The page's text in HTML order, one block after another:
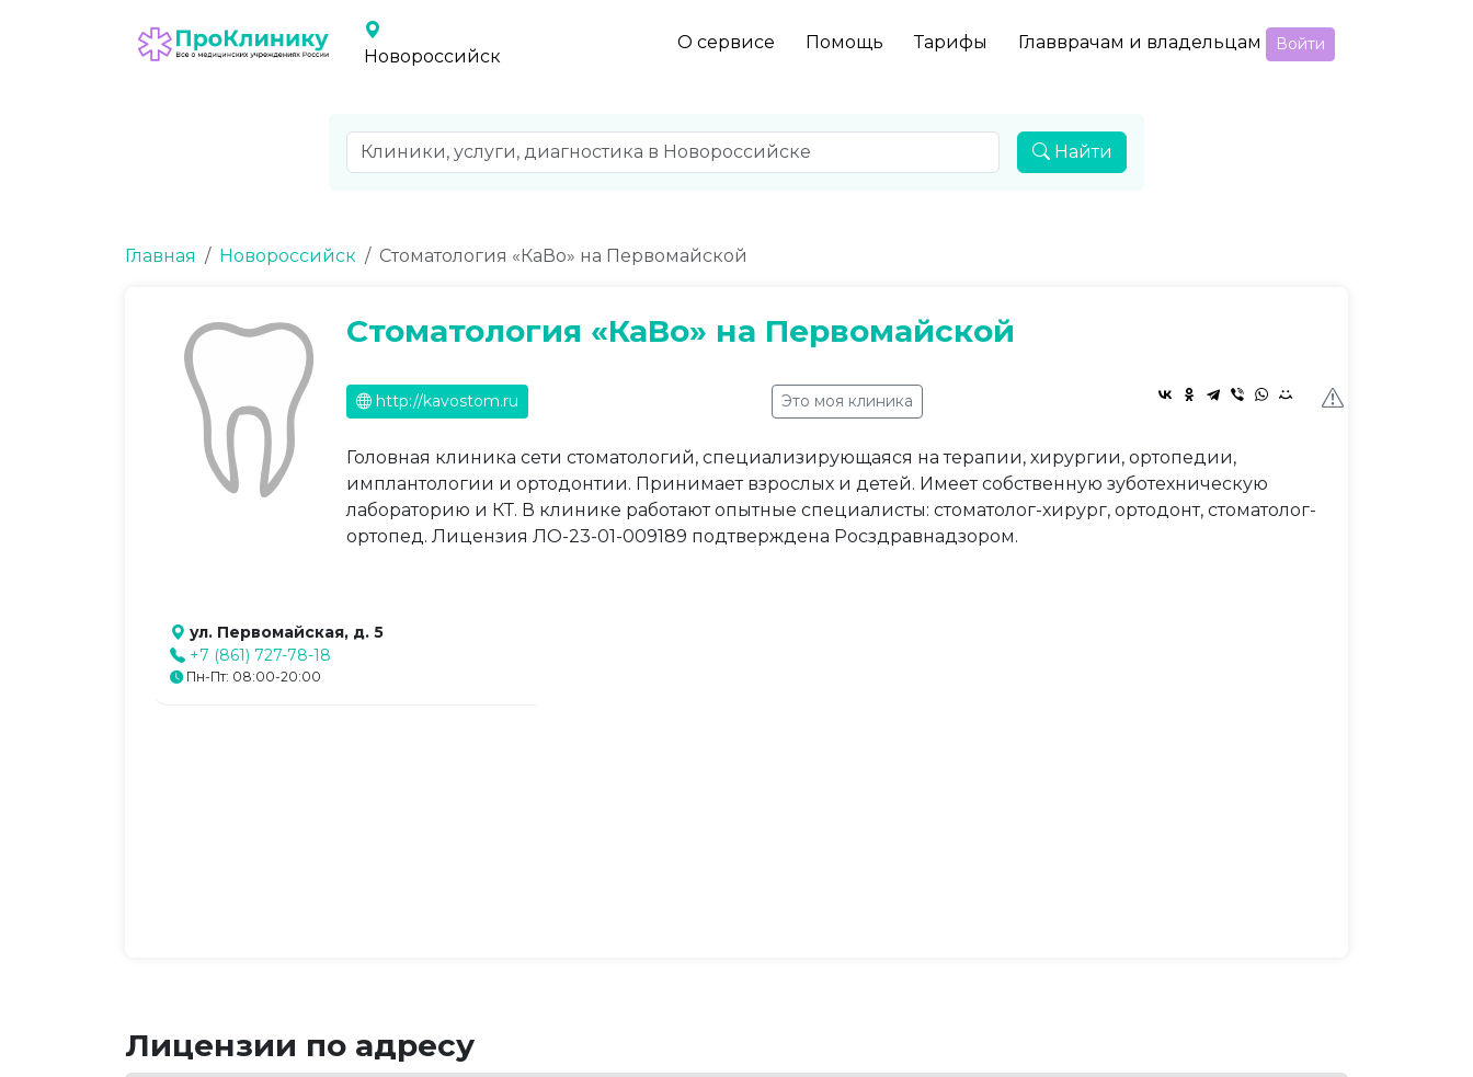
Новороссийск
О сервисе Помощь Тарифы Главврачам и владельцам Войти
Найти
Главная Новороссийск Стоматология «КаВо» на Первомайской
Стоматология «КаВо» на Первомайской
http://kavostom.ru Это моя клиника
Головная клиника сети стоматологий, специализирующаяся на терапии, хирургии, ортопедии,
имплантологии и ортодонтии. Принимает взрослых и детей. Имеет собственную зуботехническую
лабораторию и КТ. В клинике работают опытные специалисты: стоматолог-хирург, ортодонт, стоматолог-
ортопед. Лицензия ЛО-23-01-009189 подтверждена Росздравнадзором.
ул. Первомайская, д. 5
+7 (861) 727-78-18
Пн-Пт: 08:00-20:00
Лицензии по адресу